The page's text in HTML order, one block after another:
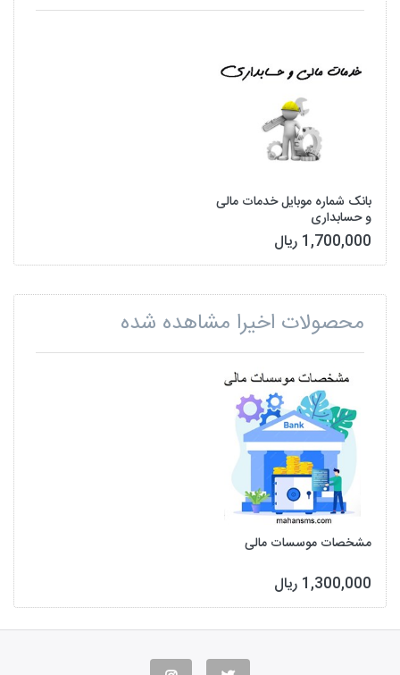
بانک شماره موبایل خدمات مالی
و حسابداری
1,700,000 ریال
محصولات اخیرا مشاهده شده
مشخصات موسسات مالی
1,300,000 ریال